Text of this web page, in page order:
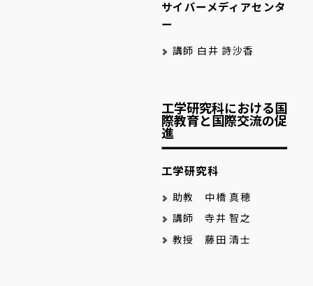
サイバーメディアセンタ
ー
講師 白井 詩沙香
工学研究科における国
際教育と国際交流の促
進
工学研究科
助教 中橋 真穂
講師 寺井 智之
教授 藤田 清士